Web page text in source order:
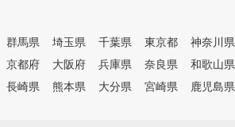
群馬県 埼玉県 千葉県 東京都 神奈川県
京都府 大阪府 兵庫県 奈良県 和歌山県
長崎県 熊本県 大分県 宮崎県 鹿児島県